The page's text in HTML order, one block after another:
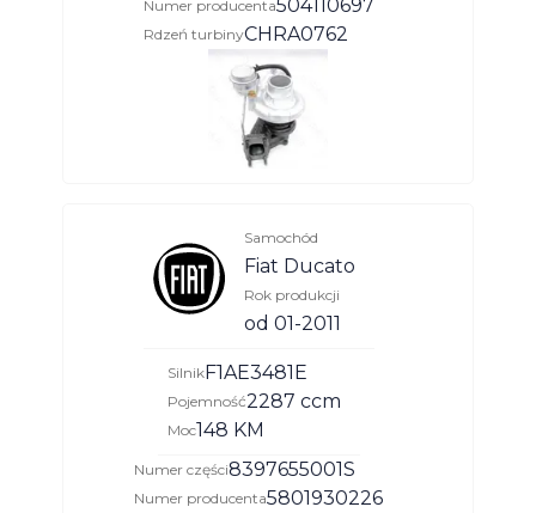
Numer producenta504110697
Rdzeń turbinyCHRA0762
Samochód
Fiat Ducato
Rok produkcji
od 01-2011
SilnikF1AE3481E
Pojemność2287 ccm
Moc148 KM
Numer części8397655001S
Numer producenta5801930226